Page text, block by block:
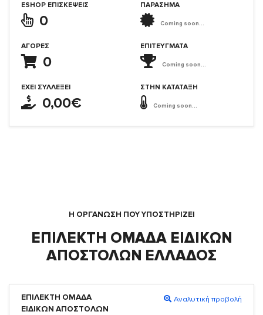
ESHOP ΕΠΙΣΚΈΨΕΙΣ
0
ΑΓΟΡΈΣ
0
ΈΧΕΙ ΣΥΛΛΈΞΕΙ
0,00€
ΠΑΡΑΣΗΜΑ
Coming soon...
ΕΠΙΤΕΎΓΜΑΤΑ
Coming soon...
ΣΤΗΝ ΚΑΤΆΤΑΞΗ
Coming soon...
Η ΟΡΓΆΝΩΣΗ ΠΟΥ ΥΠΟΣΤΗΡΙΖΕΙ
ΕΠΙΛΕΚΤΗ ΟΜΑΔΑ ΕΙΔΙΚΩΝ
ΑΠΟΣΤΟΛΩΝ ΕΛΛΑΔΟΣ
ΕΠΙΛΕΚΤΗ ΟΜΑΔΑ
ΕΙΔΙΚΩΝ ΑΠΟΣΤΟΛΩΝ
Αναλυτική προβολή